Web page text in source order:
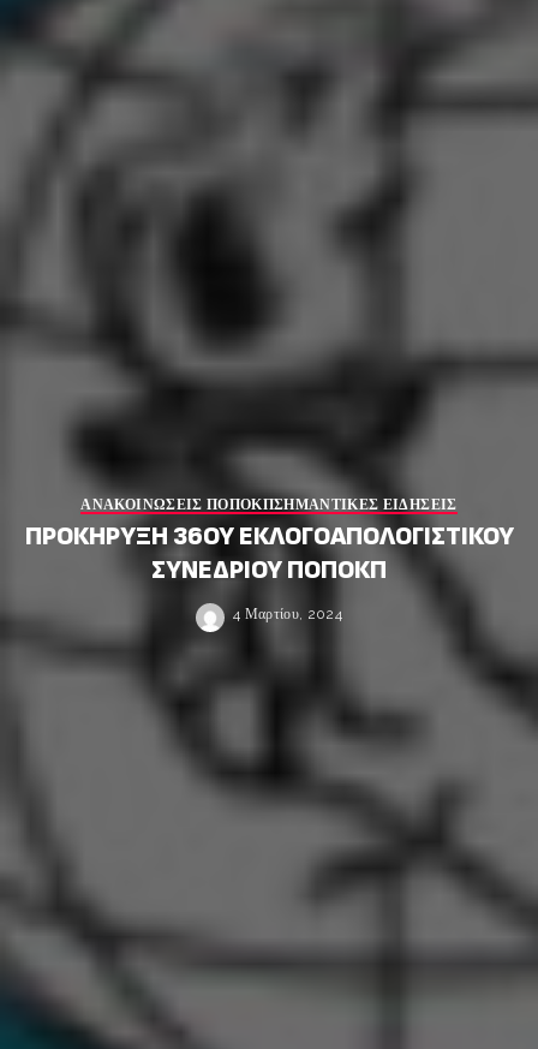
ΑΝΑΚΟΙΝΩΣΕΙΣ ΠΟΠΟΚΠΣΗΜΑΝΤΙΚΕΣ ΕΙΔΗΣΕΙΣ
ΠΡΟΚΗΡΥΞΗ 36ΟΥ ΕΚΛΟΓΟΑΠΟΛΟΓΙΣΤΙΚΟΥ
ΣΥΝΕΔΡΙΟΥ ΠΟΠΟΚΠ
4 Μαρτίου, 2024